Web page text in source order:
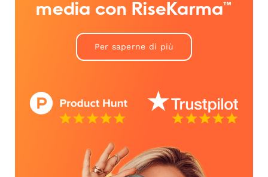
media con RiseKarma™
Per saperne di più